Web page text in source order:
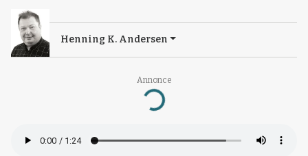
Annonce
Loading...
Henning K. Andersen